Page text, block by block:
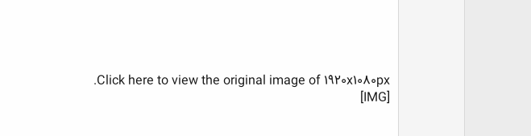
Click here to view the original image of 1920x1080px.
[IMG]